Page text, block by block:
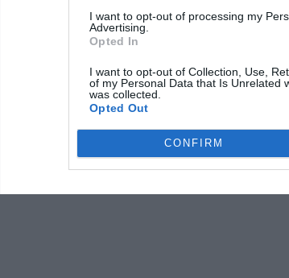
I want to opt-out of processing my
Advertising.
Opted In
I want to opt-out of Collection, Use,
of my Personal Data that Is Unrelated
was collected.
Opted Out
CONFIRM